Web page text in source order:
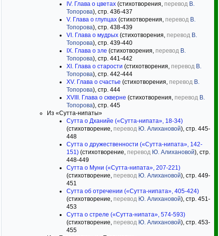
IV. Глава о цветах (стихотворения, перевод В.
Топорова), стр. 436-437
V. Глава о глупцах (стихотворения, перевод В.
Топорова), стр. 438-439
VI. Глава о мудрых (стихотворения, перевод В.
Топорова), стр. 439-440
IX. Глава о зле (стихотворения, перевод В.
Топорова), стр. 441-442
XI. Глава о старости (стихотворения, перевод В.
Топорова), стр. 442-444
XV. Глава о счастье (стихотворения, перевод В.
Топорова), стр. 444
XVIII. Глава о скверне (стихотворения, перевод В.
Топорова), стр. 445
Из «Сутта-нипаты»
Сутта о Дханийе («Сутта-нипата», 18-34)
(стихотворение, перевод Ю. Алихановой), стр. 445-
448
Сутта о дружественности («Сутта-нипата», 142-
151) (стихотворение, перевод Ю. Алихановой), стр.
448-449
Сутта о Муни («Сутта-нипата», 207-221)
(стихотворение, перевод Ю. Алихановой), стр. 449-
451
Сутта об отречении («Сутта-нипата», 405-424)
(стихотворение, перевод Ю. Алихановой), стр. 451-
453
Сутта о стреле («Сутта-нипата», 574-593)
(стихотворение, перевод Ю. Алихановой), стр. 453-
455